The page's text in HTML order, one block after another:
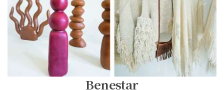
Benestar